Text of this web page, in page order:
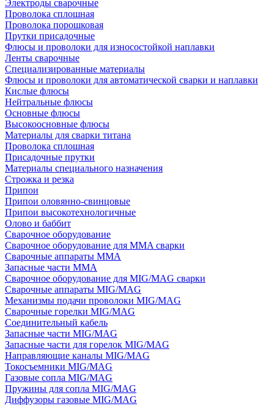
Электроды сварочные
Проволока сплошная
Проволока порошковая
Прутки присадочные
Флюсы и проволоки для износостойкой наплавки
Ленты сварочные
Специализированные материалы
Флюсы и проволоки для автоматической сварки и наплавки
Кислые флюсы
Нейтральные флюсы
Основные флюсы
Высокоосновные флюсы
Материалы для сварки титана
Проволока сплошная
Присадочные прутки
Материалы специального назначения
Строжка и резка
Припои
Припои оловянно-свинцовые
Припои высокотехнологичные
Олово и баббит
Сварочное оборудование
Сварочное оборудование для MMA сварки
Сварочные аппараты MMA
Запасные части MMA
Сварочное оборудование для MIG/MAG сварки
Сварочные аппараты MIG/MAG
Механизмы подачи проволоки MIG/MAG
Сварочные горелки MIG/MAG
Соединительный кабель
Запасные части MIG/MAG
Запасные части для горелок MIG/MAG
Направляющие каналы MIG/MAG
Токосъемники MIG/MAG
Газовые сопла MIG/MAG
Пружины для сопла MIG/MAG
Диффузоры газовые MIG/MAG